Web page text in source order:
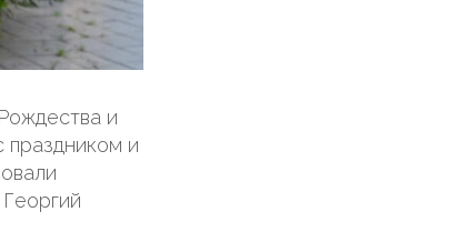
и
праздником и